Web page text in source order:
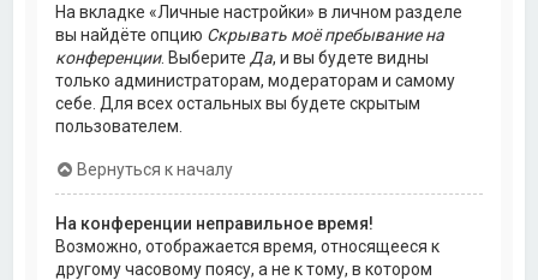
На вкладке «Личные настройки» в личном разделе
вы найдёте опцию Скрывать моё пребывание на
конференции. Выберите Да, и вы будете видны
только администраторам, модераторам и самому
себе. Для всех остальных вы будете скрытым
пользователем.
Вернуться к началу
На конференции неправильное время!
Возможно, отображается время, относящееся к
другому часовому поясу, а не к тому, в котором